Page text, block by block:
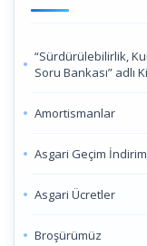
“Sürdürülebilirlik,
Soru Bankası” adlı
Amortismanlar
Asgari Geçim
Asgari Ücretler
Broşürümüz